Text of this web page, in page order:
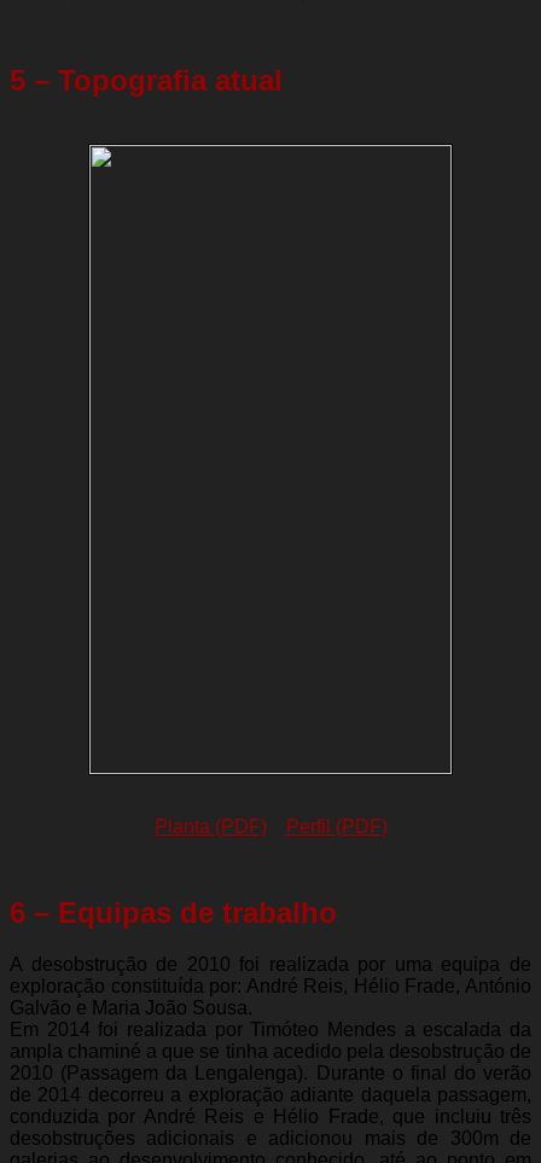
5 – Topografia atual
Planta (PDF) Perfil (PDF)
6 – Equipas de trabalho
A desobstrução de 2010 foi realizada por uma equipa de
exploração constituída por: André Reis, Hélio Frade, António
Galvão e Maria João Sousa.
Em 2014 foi realizada por Timóteo Mendes a escalada da
ampla chaminé a que se tinha acedido pela desobstrução de
2010 (Passagem da Lengalenga). Durante o final do verão
de 2014 decorreu a exploração adiante daquela passagem,
conduzida por André Reis e Hélio Frade, que incluiu três
desobstruções adicionais e adicionou mais de 300m de